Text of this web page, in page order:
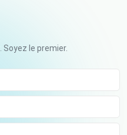
le premier.